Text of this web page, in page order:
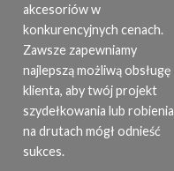
akcesoriów w
konkurencyjnych cenach.
Zawsze zapewniamy
najlepszą możliwą obsługę
klienta, aby twój projekt
szydełkowania lub robienia
na drutach mógł odnieść
sukces.